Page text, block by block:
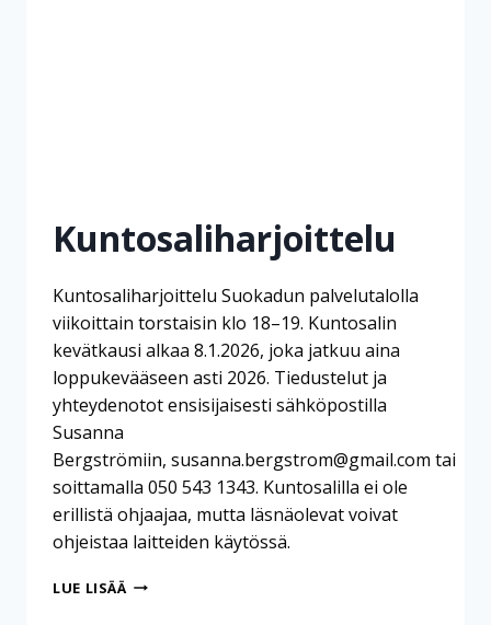
Kuntosaliharjoittelu
Kuntosaliharjoittelu Suokadun palvelutalolla
viikoittain torstaisin klo 18–19. Kuntosalin
kevätkausi alkaa 8.1.2026, joka jatkuu aina
loppukevääseen asti 2026. Tiedustelut ja
yhteydenotot ensisijaisesti sähköpostilla
Susanna
Bergströmiin, susanna.bergstrom@gmail.com tai
soittamalla 050 543 1343. Kuntosalilla ei ole
erillistä ohjaajaa, mutta läsnäolevat voivat
ohjeistaa laitteiden käytössä.
LUE LISÄÄ KUNTOSALIHARJOITTELU